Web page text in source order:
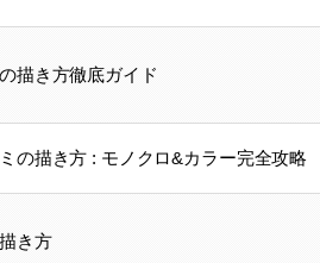
描き方徹底ガイド
の描き方 : モノクロ&カラー完全攻略
き方